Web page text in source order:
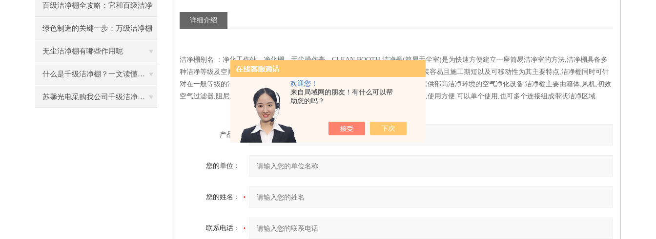
欢迎您！
来自局域网的朋友！有什么可以帮
助您的吗？
百级洁净棚全攻略：它和百级洁净
室到底有什么区别？
绿色制造的关键一步：万级洁净棚
助力环保型半导体产业发展
无尘洁净棚有哪些作用呢
什么是千级洁净棚？一文读懂其结构特点与局部净化优势
苏馨光电采购我公司千级洁净棚普通工作台一批（7月07日）已顺利交货
详细介绍
洁净棚别名 ：净化工作站、净化棚、无尘操作亭、CLEAN BOOTH.洁净棚(简易无尘室)是为快速方便建立一座简易洁净室的方法,洁净棚具备多
种洁净等级及空间搭配形式,可以根据使用需求设计制作,因此其简便运用弹性大安装容易且施工期短以及可移动性为其主要特点,洁净棚同时可针
对在一般等级的洁净室中部地区需要高洁净度的地方做部增设降低成本.是一种可提供部高洁净环境的空气净化设备.洁净棚主要由箱体,风机,初效
空气过滤器,阻尼层,灯具等组成, 外壳喷塑.该产品既可悬挂,又可地面支撑,结构紧凑,使用方便.可以单个使用,也可多个连接组成带状洁净区域.
产品：
您的单位：
您的姓名：
联系电话：